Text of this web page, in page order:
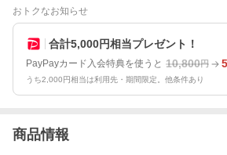
おトクなお知らせ
合計5,000円相当プレゼント！
PayPayカード入会特典を使うと 10,800円
うち2,000円相当は利用先・期間限定。他条件あり
商品情報